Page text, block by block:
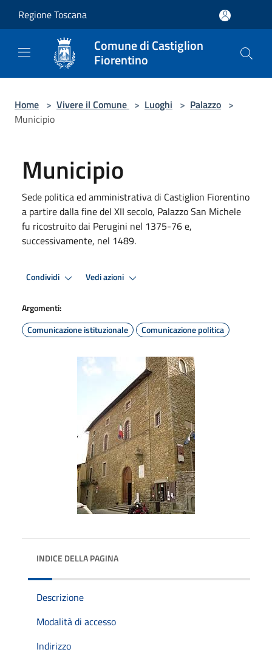
Regione Toscana
Comune di Castiglion
Fiorentino
Home > Vivere il Comune > Luoghi > Palazzo >
Municipio
Municipio
Sede politica ed amministrativa di Castiglion Fiorentino
a partire dalla fine del XII secolo, Palazzo San Michele
fu ricostruito dai Perugini nel 1375-76 e,
successivamente, nel 1489.
Condividi Vedi azioni
Argomenti:
Comunicazione istituzionale
Comunicazione politica
INDICE DELLA PAGINA
Descrizione
Modalità di accesso
Indirizzo